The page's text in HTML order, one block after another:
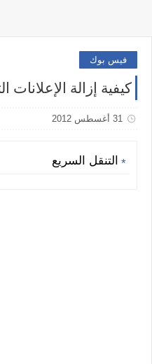
فيس بوك
كيفية إزالة
31 أغسطس 2012
التنقل السريع